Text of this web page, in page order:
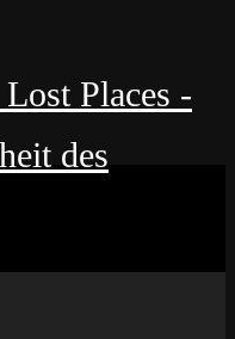
Places -
des